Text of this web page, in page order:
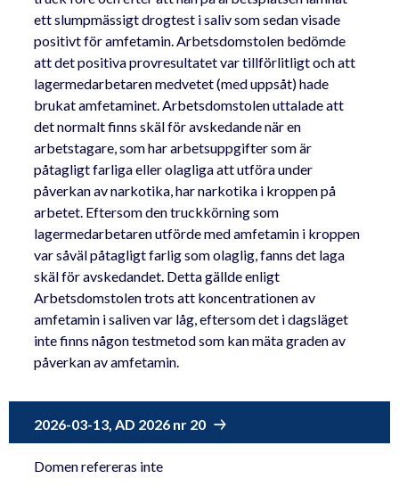
ett slumpmässigt drogtest i saliv som sedan visade
positivt för amfetamin. Arbetsdomstolen bedömde
att det positiva provresultatet var tillförlitligt och att
lagermedarbetaren medvetet (med uppsåt) hade
brukat amfetaminet. Arbetsdomstolen uttalade att
det normalt finns skäl för avskedande när en
arbetstagare, som har arbetsuppgifter som är
påtagligt farliga eller olagliga att utföra under
påverkan av narkotika, har narkotika i kroppen på
arbetet. Eftersom den truckkörning som
lagermedarbetaren utförde med amfetamin i kroppen
var såväl påtagligt farlig som olaglig, fanns det laga
skäl för avskedandet. Detta gällde enligt
Arbetsdomstolen trots att koncentrationen av
amfetamin i saliven var låg, eftersom det i dagsläget
inte finns någon testmetod som kan mäta graden av
påverkan av amfetamin.
2026-03-13, AD 2026 nr 20
Domen refereras inte